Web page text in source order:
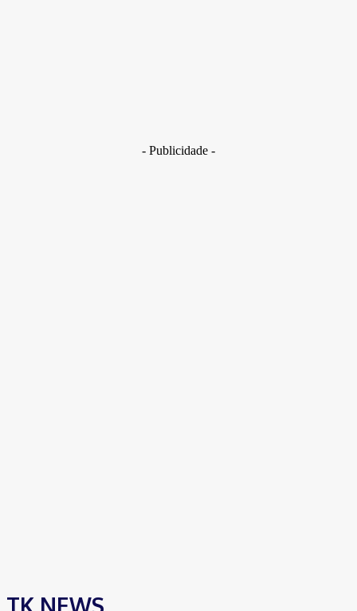
- Publicidade -
TK NEWS